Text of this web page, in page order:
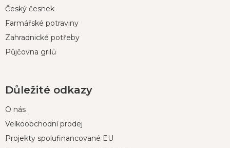
Český česnek
Farmářské potraviny
Zahradnické potřeby
Půjčovna grilů
Důležité odkazy
O nás
Velkoobchodní prodej
Projekty spolufinancované EU